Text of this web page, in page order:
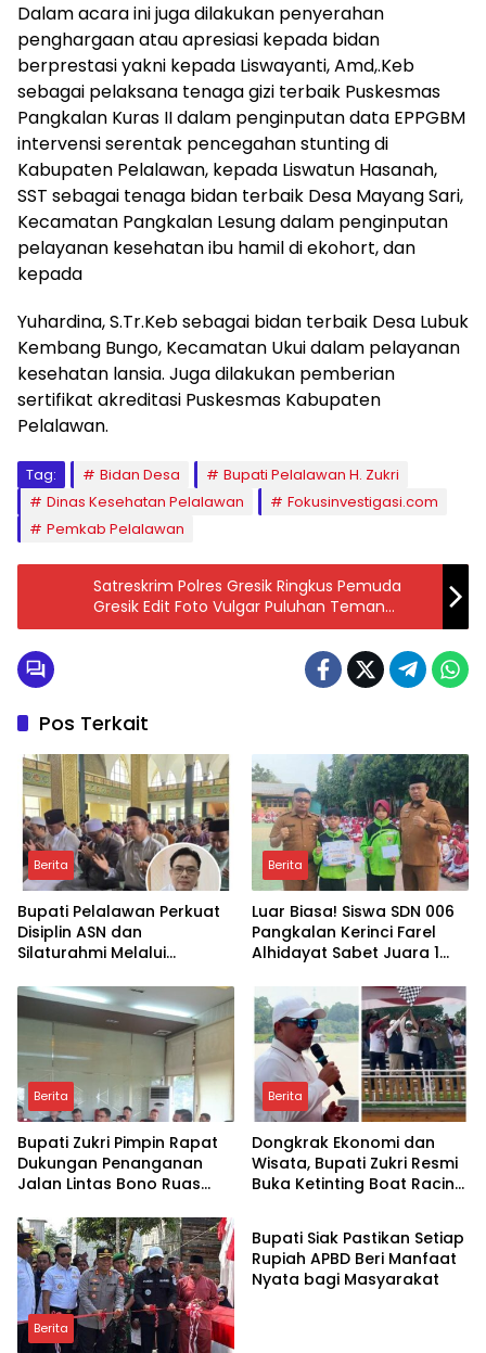
Dalam acara ini juga dilakukan penyerahan
penghargaan atau apresiasi kepada bidan
berprestasi yakni kepada Liswayanti, Amd,.Keb
sebagai pelaksana tenaga gizi terbaik Puskesmas
Pangkalan Kuras II dalam penginputan data EPPGBM
intervensi serentak pencegahan stunting di
Kabupaten Pelalawan, kepada Liswatun Hasanah,
SST sebagai tenaga bidan terbaik Desa Mayang Sari,
Kecamatan Pangkalan Lesung dalam penginputan
pelayanan kesehatan ibu hamil di ekohort, dan
kepada
Yuhardina, S.Tr.Keb sebagai bidan terbaik Desa Lubuk
Kembang Bungo, Kecamatan Ukui dalam pelayanan
kesehatan lansia. Juga dilakukan pemberian
sertifikat akreditasi Puskesmas Kabupaten
Pelalawan.
Tag: Bidan Desa
Bupati Pelalawan H. Zukri
Dinas Kesehatan Pelalawan
Fokusinvestigasi.com
Pemkab Pelalawan
Satreskrim Polres Gresik Ringkus Pemuda
Gresik Edit Foto Vulgar Puluhan Teman
Perempuannya Demi Fantasi Seksual
Pos Terkait
Berita
Bupati Pelalawan Perkuat
Disiplin ASN dan
Silaturahmi Melalui
Berita
Luar Biasa! Siswa SDN 006
Pangkalan Kerinci Farel
Alhidayat Sabet Juara 1
Melaju ke Tingkat Nasional
Berita
Bupati Zukri Pimpin Rapat
Dukungan Penanganan
Jalan Lintas Bono Ruas
Berita
Dongkrak Ekonomi dan
Wisata, Bupati Zukri Resmi
Buka Ketinting Boat Racing
Berita
Berita
Bupati Siak Pastikan Setiap
Rupiah APBD Beri Manfaat
Nyata bagi Masyarakat